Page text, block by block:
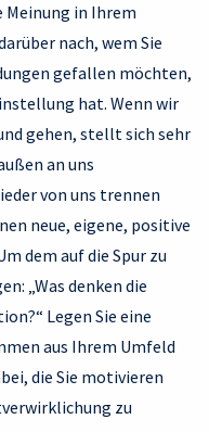
in Ihrem
nach, wem Sie
gefallen möchten,
hat. Wenn wir
gehen, stellt sich sehr
an uns
von uns trennen
neue, eigene, positive
dem auf die Spur zu
„Was denken die
Legen Sie eine
aus Ihrem Umfeld
die Sie motivieren
zu